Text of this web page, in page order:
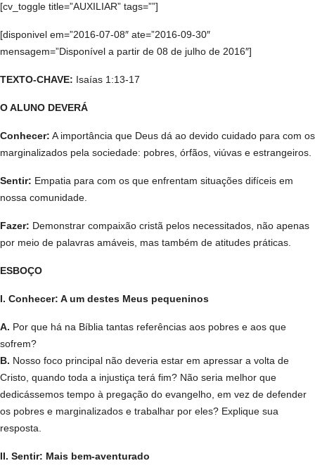
[cv_toggle title=”AUXILIAR” tags=””]
[disponivel em=”2016-07-08″ ate=”2016-09-30″
mensagem=”Disponível a partir de 08 de julho de 2016″]
TEXTO-CHAVE: Isaías 1:13-17
O ALUNO DEVERÁ
Conhecer: A importância que Deus dá ao devido cuidado para com os
marginalizados pela sociedade: pobres, órfãos, viúvas e estrangeiros.
Sentir: Empatia para com os que enfrentam situações difíceis em
nossa comunidade.
Fazer: Demonstrar compaixão cristã pelos necessitados, não apenas
por meio de palavras amáveis, mas também de atitudes práticas.
ESBOÇO
I. Conhecer: A um destes Meus pequeninos
A. Por que há na Bíblia tantas referências aos pobres e aos que
sofrem?
B. Nosso foco principal não deveria estar em apressar a volta de
Cristo, quando toda a injustiça terá fim? Não seria melhor que
dedicássemos tempo à pregação do evangelho, em vez de defender
os pobres e marginalizados e trabalhar por eles? Explique sua
resposta.
II. Sentir: Mais bem-aventurado